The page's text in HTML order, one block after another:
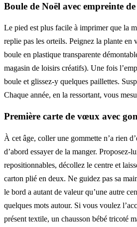
Boule de Noël avec empreinte
Le pied est plus facile à imprimer que la
replie pas les orteils. Peignez la plante en
boule en plastique transparente
magasin de loisirs créatifs). Une fois
boule et glissez-y quelques paillettes.
Chaque année, en la ressortant, vous
Première carte de vœux avec
À cet âge, coller une gommette n’a rien
d’abord essayer de la manger. Proposez-
repositionnables, décollez le centre et
carton plié en deux. Ne guidez pas sa
le bord a autant de valeur qu’une autre
quelques mots autour. Si vous voulez
présent textile, un chausson bébé tricoté